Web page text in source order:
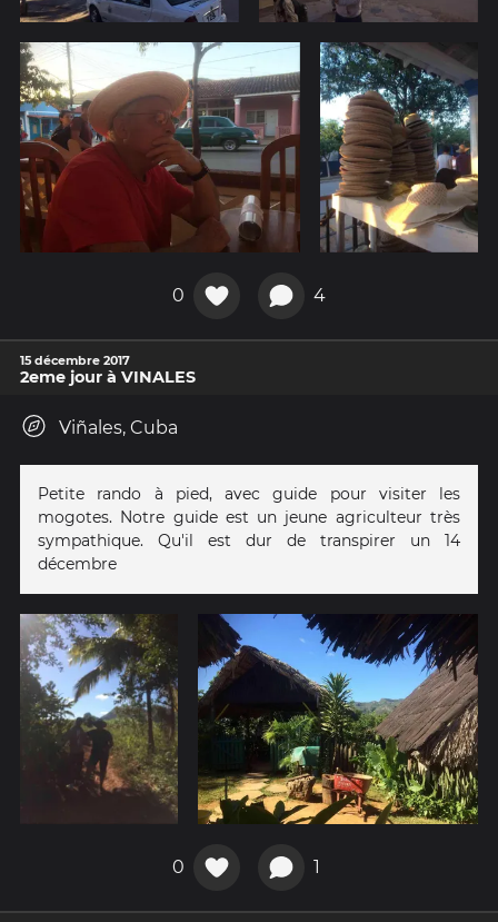
0 4
15 décembre 2017
2eme jour à VINALES
Viñales, Cuba
Petite rando à pied, avec guide pour visiter les
mogotes. Notre guide est un jeune agriculteur très
sympathique. Qu'il est dur de transpirer un 14
décembre
0 1